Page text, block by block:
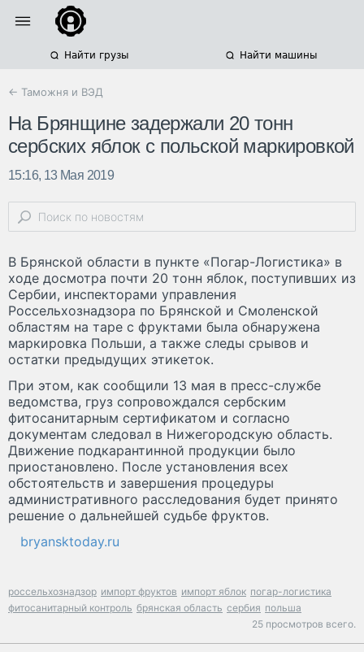
Найти грузы Найти машины
← Таможня и ВЭД
На Брянщине задержали 20 тонн
сербских яблок с польской маркировкой
15:16, 13 Мая 2019
В Брянской области в пункте «Погар-Логистика» в
ходе досмотра почти 20 тонн яблок, поступивших из
Сербии, инспекторами управления
Россельхознадзора по Брянской и Смоленской
областям на таре с фруктами была обнаружена
маркировка Польши, а также следы срывов и
остатки предыдущих этикеток.
При этом, как сообщили 13 мая в пресс-службе
ведомства, груз сопровождался сербским
фитосанитарным сертификатом и согласно
документам следовал в Нижегородскую область.
Движение подкарантинной продукции было
приостановлено. После установления всех
обстоятельств и завершения процедуры
административного расследования будет принято
решение о дальнейшей судьбе фруктов.
bryansktoday.ru
россельхознадзор импорт фруктов импорт яблок погар-логистика
фитосанитарный контроль брянская область сербия польша
25 просмотров всего.